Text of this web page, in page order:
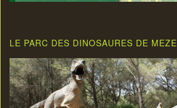
LE PARC DES DINOSAURES DE MEZE